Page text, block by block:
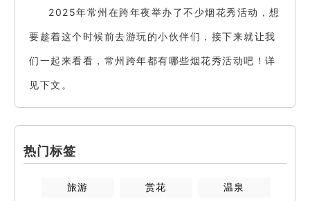
2025年常州在跨年夜举办了不少烟花秀活动，想
要趁着这个时候前去游玩的小伙伴们，接下来就让我
们一起来看看，常州跨年都有哪些烟花秀活动吧！详
见下文。
热门标签
旅游 赏花 温泉